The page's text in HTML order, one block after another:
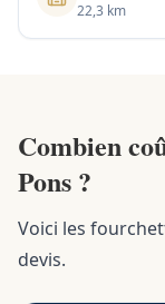
22,3 km
Combien
Pons ?
Voici les
devis.